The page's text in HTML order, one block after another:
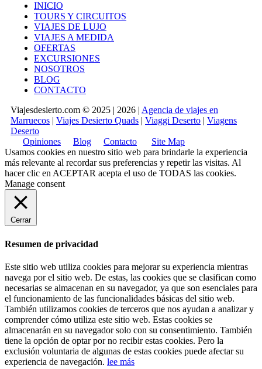
INICIO
TOURS Y CIRCUITOS
VIAJES DE LUJO
VIAJES A MEDIDA
OFERTAS
EXCURSIONES
NOSOTROS
BLOG
CONTACTO
Viajesdesierto.com © 2025 | 2026 | Agencia de viajes en
Marruecos | Viajes Desierto Quads | Viaggi Deserto | Viagens
Deserto
Opiniones
Blog Contacto
Site Map
Usamos cookies en nuestro sitio web para brindarle la experiencia
más relevante al recordar sus preferencias y repetir las visitas. Al
hacer clic en ACEPTAR acepta el uso de TODAS las cookies.
Manage consent
Cerrar
Resumen de privacidad
Este sitio web utiliza cookies para mejorar su experiencia mientras
navega por el sitio web. De estas, las cookies que se clasifican como
necesarias se almacenan en su navegador, ya que son esenciales para
el funcionamiento de las funcionalidades básicas del sitio web.
También utilizamos cookies de terceros que nos ayudan a analizar y
comprender cómo utiliza este sitio web. Estas cookies se
almacenarán en su navegador solo con su consentimiento. También
tiene la opción de optar por no recibir estas cookies. Pero la
exclusión voluntaria de algunas de estas cookies puede afectar su
experiencia de navegación. lee más